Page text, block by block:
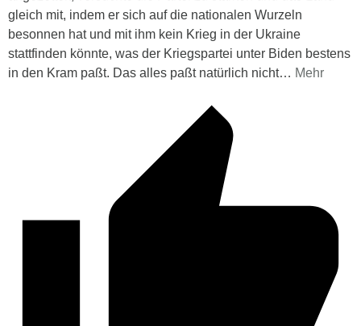
gleich mit, indem er sich auf die nationalen Wurzeln
besonnen hat und mit ihm kein Krieg in der Ukraine
stattfinden könnte, was der Kriegspartei unter Biden bestens
in den Kram paßt. Das alles paßt natürlich nicht… Mehr